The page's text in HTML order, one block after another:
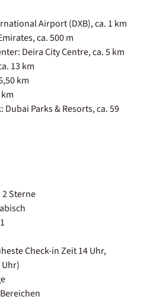
Airport (DXB), ca. 1 km
ca. 500 m
Deira City Centre, ca. 5 km
13 km
km
Parks & Resorts, ca. 59
Sterne
Check-in Zeit 14 Uhr,